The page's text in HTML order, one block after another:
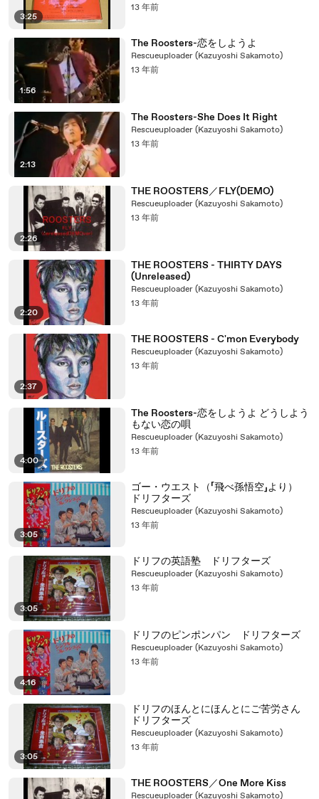
3:25
13 年前
1:56
The Roosters-恋をしようよ
Rescueuploader (Kazuyoshi Sakamoto)
13 年前
2:13
The Roosters-She Does It Right
Rescueuploader (Kazuyoshi Sakamoto)
13 年前
2:26
THE ROOSTERS／FLY(DEMO)
Rescueuploader (Kazuyoshi Sakamoto)
13 年前
2:20
THE ROOSTERS - THIRTY DAYS
(Unreleased)
Rescueuploader (Kazuyoshi Sakamoto)
13 年前
2:37
THE ROOSTERS - C'mon Everybody
Rescueuploader (Kazuyoshi Sakamoto)
13 年前
4:00
The Roosters-恋をしようよ どうしよう
もない恋の唄
Rescueuploader (Kazuyoshi Sakamoto)
13 年前
3:05
ゴー・ウエスト（「飛べ孫悟空」より）
ドリフターズ
Rescueuploader (Kazuyoshi Sakamoto)
13 年前
3:05
ドリフの英語塾 ドリフターズ
Rescueuploader (Kazuyoshi Sakamoto)
13 年前
4:16
ドリフのピンポンパン ドリフターズ
Rescueuploader (Kazuyoshi Sakamoto)
13 年前
3:05
ドリフのほんとにほんとにご苦労さん
ドリフターズ
Rescueuploader (Kazuyoshi Sakamoto)
13 年前
THE ROOSTERS／One More Kiss
Rescueuploader (Kazuyoshi Sakamoto)